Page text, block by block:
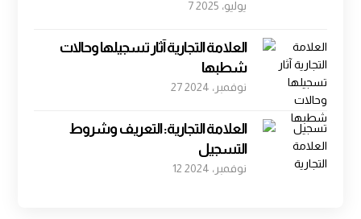
7 يوليو، 2025
العلامة التجارية آثار تسجيلها وحالات
شطبها
27 نوفمبر، 2024
العلامة التجارية: التعريف وشروط
التسجيل
12 نوفمبر، 2024